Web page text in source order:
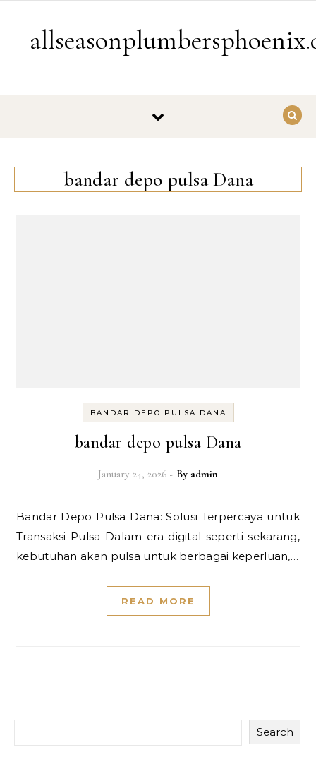
bandar depo pulsa Dana
BANDAR DEPO PULSA DANA
bandar depo pulsa Dana
January 24, 2026 - By admin
Bandar Depo Pulsa Dana: Solusi Terpercaya untuk
Transaksi Pulsa Dalam era digital seperti sekarang,
kebutuhan akan pulsa untuk berbagai keperluan,…
READ MORE
Search